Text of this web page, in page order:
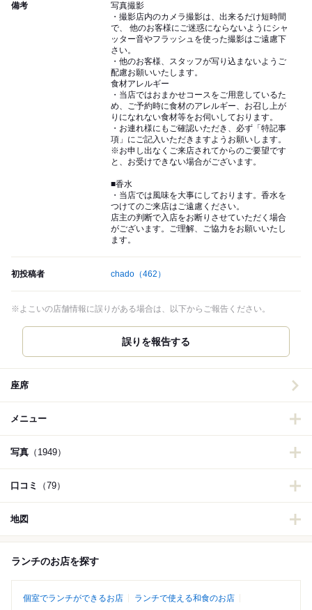
備考
写真撮影
・撮影店内のカメラ撮影は、出来るだけ短時間
で、 他のお客様にご迷惑にならないようにシャ
ッター音やフラッシュを使った撮影はご遠慮下
さい。
・他のお客様、スタッフが写り込まないようご
配慮お願いいたします。
食材アレルギー
・当店ではおまかせコースをご用意しているた
め、ご予約時に食材のアレルギー、お召し上が
りになれない食材等をお伺いしております。
・お連れ様にもご確認いただき、必ず「特記事
項」にご記入いただきますようお願いします。
※お申し出なくご来店されてからのご要望です
と、お受けできない場合がございます。
■香水
・当店では風味を大事にしております。香水を
つけてのご来店はご遠慮ください。
店主の判断で入店をお断りさせていただく場合
がございます。ご理解、ご協力をお願いいたし
ます。
初投稿者 chado （462）
※よこいの店舗情報に誤りがある場合は、以下からご報告ください。
誤りを報告する
座席
メニュー
写真 （1949）
口コミ （79）
地図
ランチのお店を探す
個室でランチができるお店
ランチで使える和食のお店